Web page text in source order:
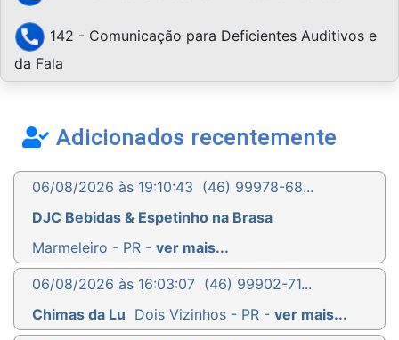
142 - Comunicação para Deficientes Auditivos e
da Fala
Adicionados recentemente
06/08/2026 às 19:10:43 (46) 99978-68...
DJC Bebidas & Espetinho na Brasa
Marmeleiro - PR - ver mais...
06/08/2026 às 16:03:07 (46) 99902-71...
Chimas da Lu Dois Vizinhos - PR - ver mais...